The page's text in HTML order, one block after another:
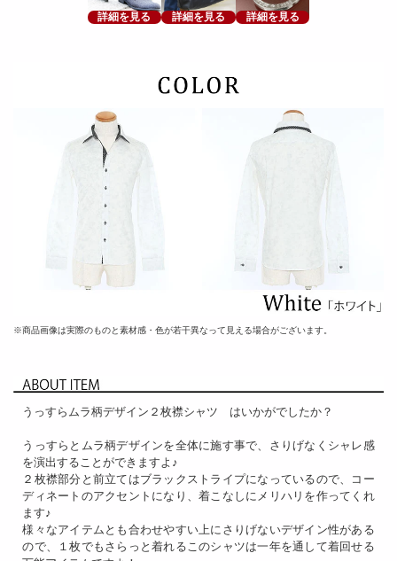
※商品画像は実際のものと素材感・色が若干異なって見える場合がございます。
うっすらムラ柄デザイン２枚襟シャツ はいかがでしたか？
うっすらとムラ柄デザインを全体に施す事で、さりげなくシャレ感
を演出することができますよ♪
２枚襟部分と前立てはブラックストライプになっているので、コー
ディネートのアクセントになり、着こなしにメリハリを作ってくれ
ます♪
様々なアイテムとも合わせやすい上にさりげないデザイン性がある
ので、１枚でもさらっと着れるこのシャツは一年を通して着回せる